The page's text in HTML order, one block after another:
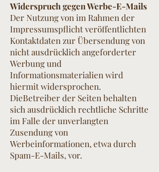
Widerspruch gegen Werbe-E-Mails
Der Nutzung von im Rahmen der
Impressumspflicht veröffentlichten
Kontaktdaten zur Übersendung von
nicht ausdrücklich angeforderter
Werbung und
Informationsmaterialien wird
hiermit widersprochen.
DieBetreiber der Seiten behalten
sich ausdrücklich rechtliche Schritte
im Falle der unverlangten
Zusendung von
Werbeinformationen, etwa durch
Spam-E-Mails, vor.